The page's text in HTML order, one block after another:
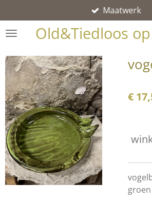
direct
naar
hoofdinhoud
Old&Tiedloos
Maatwerk
€
groen